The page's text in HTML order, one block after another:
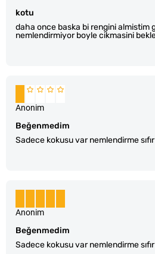
kotu
daha once baska bi rengini almistim
nemlendirmiyor boyle cikmasini
Beğenmedim
Sadece kokusu var nemlendirme sıfır
Anonim
Beğenmedim
Sadece kokusu var nemlendirme sıfır
Anonim